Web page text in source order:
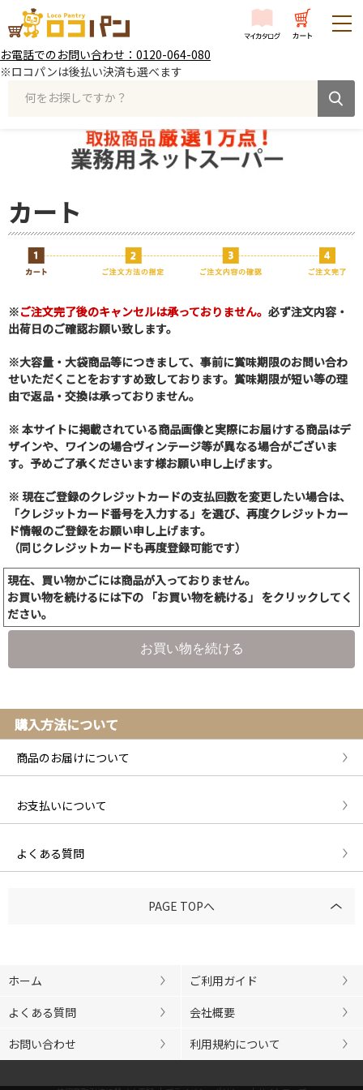
お電話でのお問い合わせ：0120-064-080
※ロコパンは後払い決済も選べます
何をお探しですか？
カート
※ご注文完了後のキャンセルは承っておりません。 必ず注文内容・
出荷日のご確認お願い致します。
※大容量・大袋商品等につきまして、事前に賞味期限のお問い合わ
せいただくことをおすすめ致しております。賞味期限が短い等の理
由で返品・交換は承っておりません。
※ 本サイトに掲載されている商品画像と実際にお届けする商品はデ
ザインや、ワインの場合ヴィンテージ等が異なる場合がございま
す。予めご了承くださいます様お願い申し上げます。
※ 現在ご登録のクレジットカードの支払回数を変更したい場合は、
「クレジットカード番号を入力する」を選び、再度クレジットカー
ド情報のご登録をお願い申し上げます。
（同じクレジットカードも再度登録可能です）
現在、買い物かごには商品が入っておりません。
お買い物を続けるには下の 「お買い物を続ける」 をクリックしてく
ださい。
お買い物を続ける
購入方法について
商品のお届けについて
お支払いについて
よくある質問
PAGE TOPへ
ホーム
ご利用ガイド
よくある質問
会社概要
お問い合わせ
利用規約について